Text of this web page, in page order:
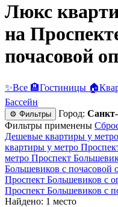
Люкс
на
почасовой
✨Все 🏨Гостиницы 🏠
Бассейн
⚙ Фильтры Город:
Фильтры применены
Дешевые квартиры у
квартиры у метро
метро Проспект
Большевиков c почасовой
Проспект Большевиков с
Проспект Большевиков c
Найдено: 1 место